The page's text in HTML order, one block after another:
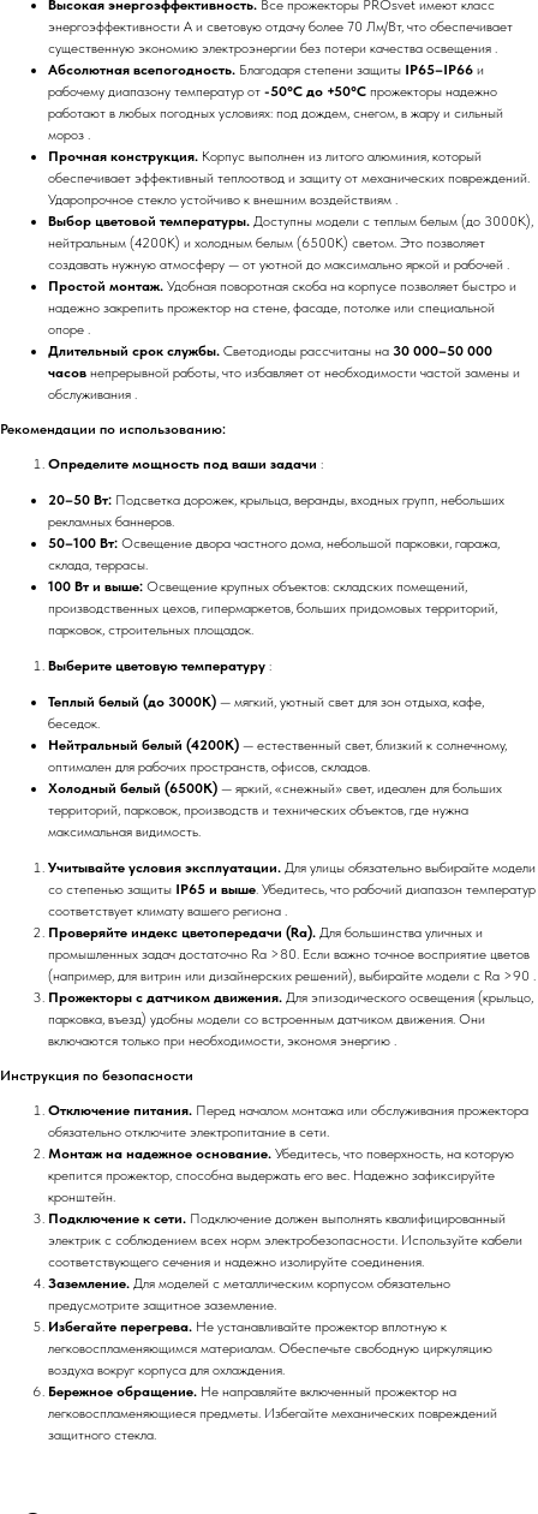
Высокая энергоэффективность. Все прожекторы PROsvet имеют класс
энергоэффективности А и световую отдачу более 70 Лм/Вт, что обеспечивает
существенную экономию электроэнергии без потери качества освещения .
Абсолютная всепогодность. Благодаря степени защиты IP65–IP66 и
рабочему диапазону температур от -50°C до +50°C прожекторы надежно
работают в любых погодных условиях: под дождем, снегом, в жару и сильный
мороз .
Прочная конструкция. Корпус выполнен из литого алюминия, который
обеспечивает эффективный теплоотвод и защиту от механических повреждений.
Ударопрочное стекло устойчиво к внешним воздействиям .
Выбор цветовой температуры. Доступны модели с теплым белым (до 3000К),
нейтральным (4200К) и холодным белым (6500К) светом. Это позволяет
создавать нужную атмосферу — от уютной до максимально яркой и рабочей .
Простой монтаж. Удобная поворотная скоба на корпусе позволяет быстро и
надежно закрепить прожектор на стене, фасаде, потолке или специальной
опоре .
Длительный срок службы. Светодиоды рассчитаны на 30 000–50 000
часов непрерывной работы, что избавляет от необходимости частой замены и
обслуживания .
Рекомендации по использованию:
Определите мощность под ваши задачи :
20–50 Вт: Подсветка дорожек, крыльца, веранды, входных групп, небольших
рекламных баннеров.
50–100 Вт: Освещение двора частного дома, небольшой парковки, гаража,
склада, террасы.
100 Вт и выше: Освещение крупных объектов: складских помещений,
производственных цехов, гипермаркетов, больших придомовых территорий,
парковок, строительных площадок.
Выберите цветовую температуру :
Теплый белый (до 3000К) — мягкий, уютный свет для зон отдыха, кафе,
беседок.
Нейтральный белый (4200К) — естественный свет, близкий к солнечному,
оптимален для рабочих пространств, офисов, складов.
Холодный белый (6500К) — яркий, «снежный» свет, идеален для больших
территорий, парковок, производств и технических объектов, где нужна
максимальная видимость.
Учитывайте условия эксплуатации. Для улицы обязательно выбирайте модели
со степенью защиты IP65 и выше. Убедитесь, что рабочий диапазон температур
соответствует климату вашего региона .
Проверяйте индекс цветопередачи (Ra). Для большинства уличных и
промышленных задач достаточно Ra >80. Если важно точное восприятие цветов
(например, для витрин или дизайнерских решений), выбирайте модели с Ra >90 .
Прожекторы с датчиком движения. Для эпизодического освещения (крыльцо,
парковка, въезд) удобны модели со встроенным датчиком движения. Они
включаются только при необходимости, экономя энергию .
Инструкция по безопасности
Отключение питания. Перед началом монтажа или обслуживания прожектора
обязательно отключите электропитание в сети.
Монтаж на надежное основание. Убедитесь, что поверхность, на которую
крепится прожектор, способна выдержать его вес. Надежно зафиксируйте
кронштейн.
Подключение к сети. Подключение должен выполнять квалифицированный
электрик с соблюдением всех норм электробезопасности. Используйте кабели
соответствующего сечения и надежно изолируйте соединения.
Заземление. Для моделей с металлическим корпусом обязательно
предусмотрите защитное заземление.
Избегайте перегрева. Не устанавливайте прожектор вплотную к
легковоспламеняющимся материалам. Обеспечьте свободную циркуляцию
воздуха вокруг корпуса для охлаждения.
Бережное обращение. Не направляйте включенный прожектор на
легковоспламеняющиеся предметы. Избегайте механических повреждений
защитного стекла.